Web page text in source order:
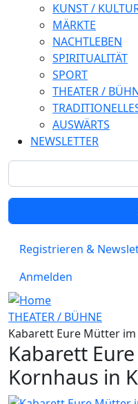
KUNST /
MÄRKTE
NACHTLEBEN
SPIRITUALITÄT
SPORT
THEATER /
AUSWÄRTS
NEWSLETTER
Registrieren &
Anmelden
THEATER / BÜHNE
Kabarett Eure Mütter
Kabarett
Kornhaus in